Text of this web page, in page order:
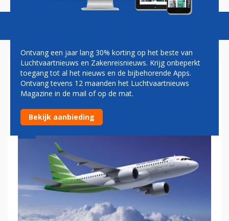
TOP CITILINK WEG NA OPHEF
OVER 'DRONKEN PILOOT'
Ontvang een jaar lang 30% korting op het beste van
Luchtvaartnieuws en Zakenreisnieuws. Krijg onbeperkt
toegang tot al het nieuws en de bijbehorende Apps.
Ontvang tevens 12 maanden het Luchtvaartnieuws
Magazine in de mail of op de mat.
Bekijk aanbieding